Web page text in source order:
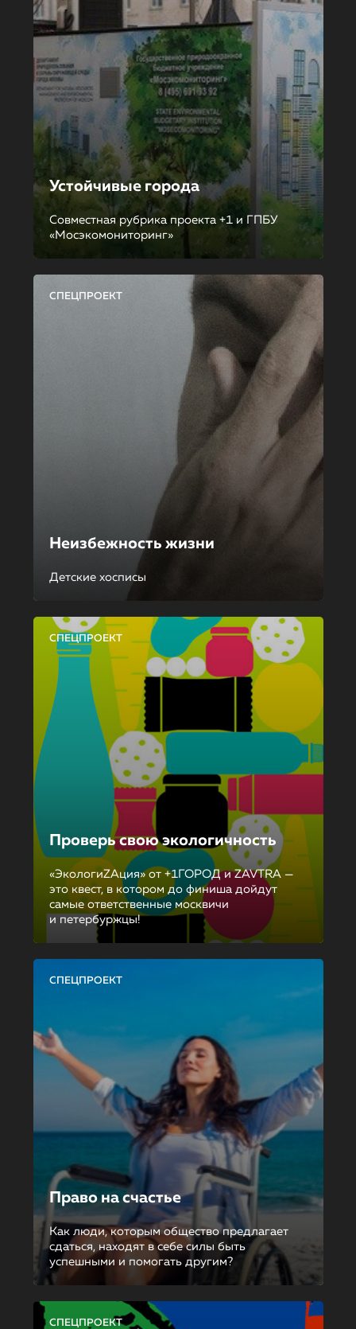
Устойчивые города
Совместная рубрика проекта +1 и ГПБУ
«Мосэкомониторинг»
СПЕЦПРОЕКТ
Неизбежность жизни
Детские хосписы
СПЕЦПРОЕКТ
Проверь свою экологичность
«ЭкологиZAция» от +1ГОРОД и ZAVTRA —
это квест, в котором до финиша дойдут
самые ответственные москвичи
и петербуржцы!
СПЕЦПРОЕКТ
Право на счастье
Как люди, которым общество предлагает
сдаться, находят в себе силы быть
успешными и помогать другим?
СПЕЦПРОЕКТ